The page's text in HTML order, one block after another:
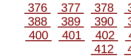
376
377 378
388
389 390
400
401 402
412